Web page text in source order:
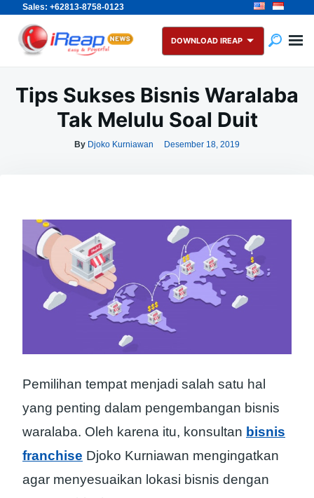
Sales: +62813-8758-0123
Skip
content
Search
for:
DOWNLOAD IREAP
Tips Sukses Bisnis Waralaba
Tak Melulu Soal Duit
By Djoko Kurniawan Desember 18, 2019
Pemilihan tempat menjadi salah satu hal
yang penting dalam pengembangan bisnis
waralaba. Oleh karena itu, konsultan bisnis
franchise Djoko Kurniawan mengingatkan
agar menyesuaikan lokasi bisnis dengan